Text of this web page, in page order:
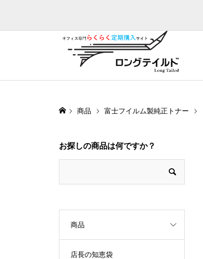
商品 富士フイルム製純正トナー
お探しの商品は何ですか？
商品
店長の知恵袋